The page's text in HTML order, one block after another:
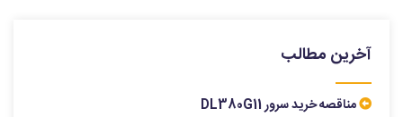
آخرین مطالب
مناقصه خرید سرور DL380G11